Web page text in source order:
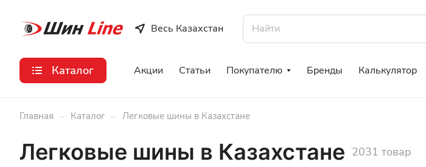
Весь Казахстан
Каталог Акции Статьи Покупателю Бренды Калькулятор
Главная – Каталог – Легковые шины в Казахстане
Легковые шины в Казахстане 2031 товар